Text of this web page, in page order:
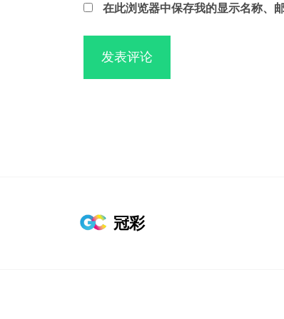
在此浏览器中保存我的显示名称、
冠彩